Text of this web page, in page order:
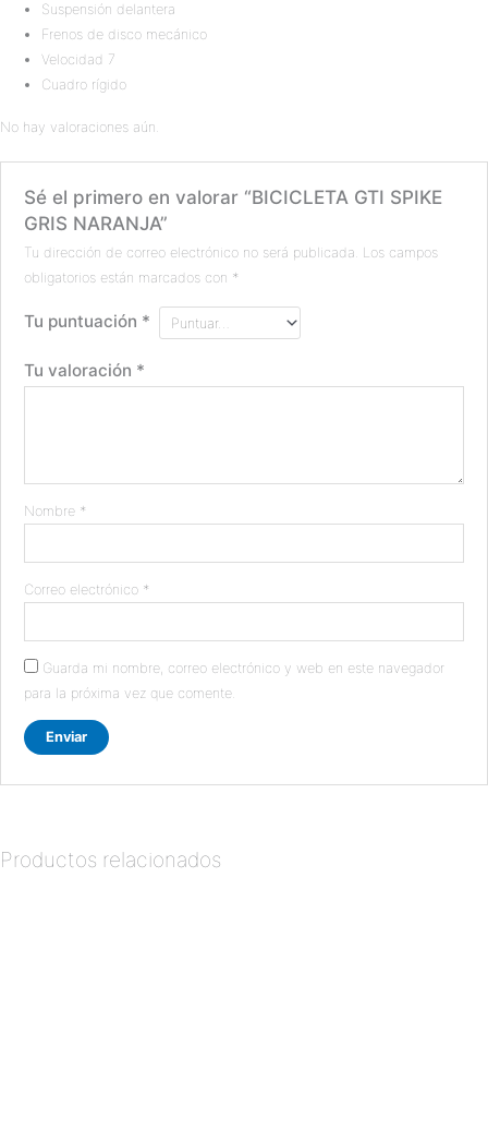
Suspensión delantera
Frenos de disco mecánico
Velocidad 7
Cuadro rígido
No hay valoraciones aún.
Sé el primero en valorar “BICICLETA GTI SPIKE
GRIS NARANJA”
Tu dirección de correo electrónico no será publicada. Los campos
obligatorios están marcados con *
Tu puntuación *
Tu valoración *
Nombre *
Correo electrónico *
Guarda mi nombre, correo electrónico y web en este navegador
para la próxima vez que comente.
Productos relacionados